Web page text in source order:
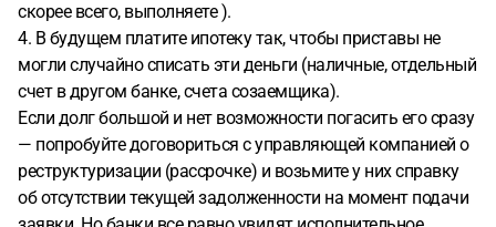
скорее всего, выполняете ).
4. В будущем платите ипотеку так, чтобы приставы не
могли случайно списать эти деньги (наличные, отдельный
счет в другом банке, счета созаемщика).
Если долг большой и нет возможности погасить его сразу
— попробуйте договориться с управляющей компанией о
реструктуризации (рассрочке) и возьмите у них справку
об отсутствии текущей задолженности на момент подачи